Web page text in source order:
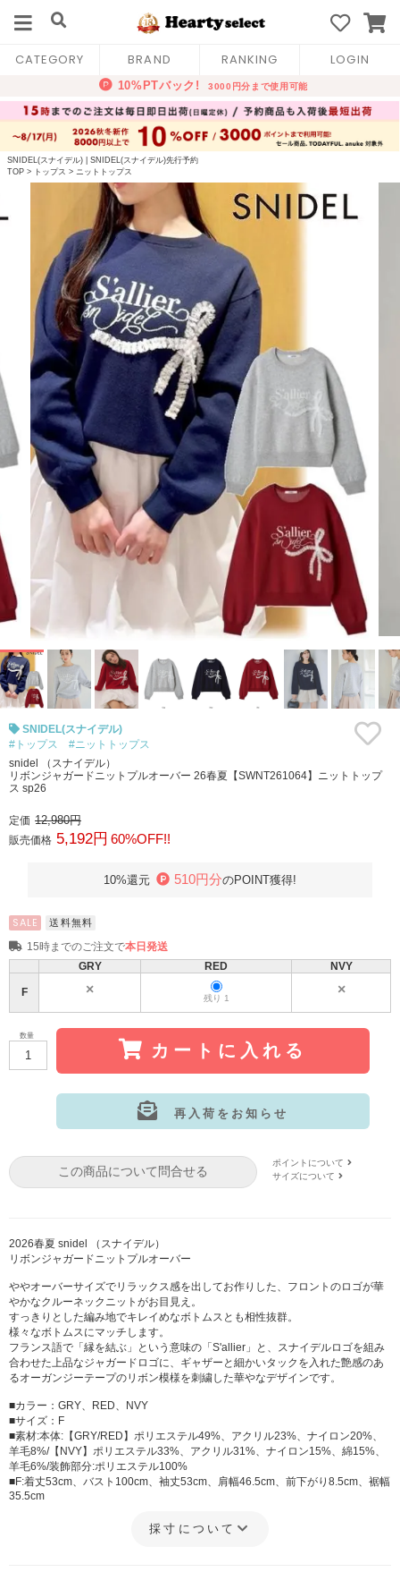
CATEGORY BRAND RANKING LOGIN
SNIDEL(スナイデル)
SNIDEL(スナイデル)先行予約
TOP > トップス > ニットトップス
SNIDEL(スナイデル)
#トップス
#ニットトップス
snidel （スナイデル）
リボンジャガードニットプルオーバー 26春夏【SWNT261064】ニットトップ
ス sp26
定価 12,980円
販売価格 5,192円 60%OFF!!
10%還元 510円分のPOINT獲得!
SALE 送料無料
15時までのご注文で本日発送
GRY
RED NVY
F 残り 1
数量
カートに入れる
再入荷をお知らせ
サイズ:F カラー: NVY
この商品について問合せる
ポイントについて
サイズについて
2026春夏 snidel （スナイデル）
リボンジャガードニットプルオーバー
ややオーバーサイズでリラックス感を出してお作りした、フロントのロゴが華
やかなクルーネックニットがお目見え。
すっきりとした編み地でキレイめなボトムスとも相性抜群。
様々なボトムスにマッチします。
フランス語で「縁を結ぶ」という意味の「S'allier」と、スナイデルロゴを組み
合わせた上品なジャガードロゴに、ギャザーと細かいタックを入れた艶感のあ
るオーガンジーテープのリボン模様を刺繍した華やなデザインです。
■カラー：GRY、RED、NVY
■サイズ：F
■素材:本体:【GRY/RED】ポリエステル49%、アクリル23%、ナイロン20%、
羊毛8%/【NVY】ポリエステル33%、アクリル31%、ナイロン15%、綿15%、
羊毛6%/装飾部分:ポリエステル100%
■F:着丈53cm、バスト100cm、袖丈53cm、肩幅46.5cm、前下がり8.5cm、裾幅
35.5cm
採寸について